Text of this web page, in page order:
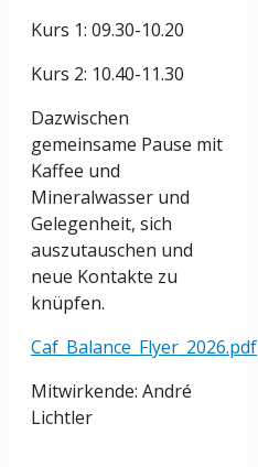
Kurs 1: 09.30-10.20
Kurs 2: 10.40-11.30
Dazwischen
gemeinsame Pause mit
Kaffee und
Mineralwasser und
Gelegenheit, sich
auszutauschen und
neue Kontakte zu
knüpfen.
Caf_Balance_Flyer_2026.pdf
Mitwirkende: André
Lichtler